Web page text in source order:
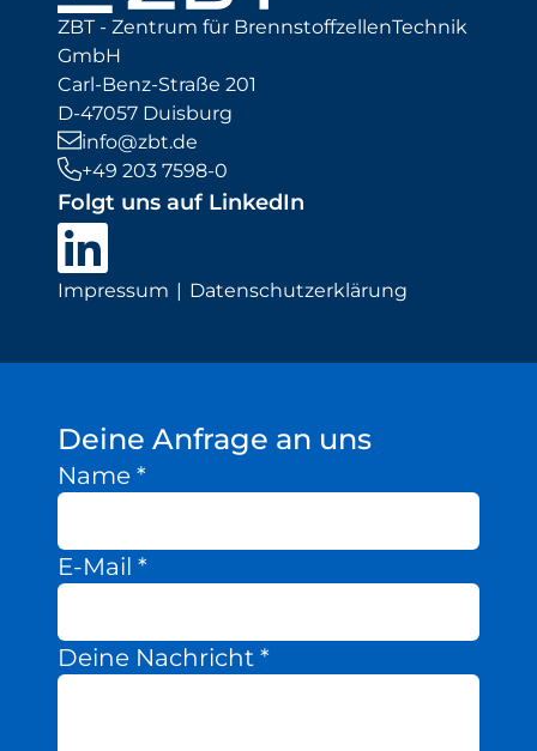
ZBT - Zentrum für BrennstoffzellenTechnik
GmbH
Carl-Benz-Straße 201
D-47057 Duisburg
info@zbt.de
+49 203 7598-0
Folgt uns auf LinkedIn
Impressum Datenschutzerklärung
Deine Anfrage an uns
Name *
E-Mail *
Deine Nachricht *